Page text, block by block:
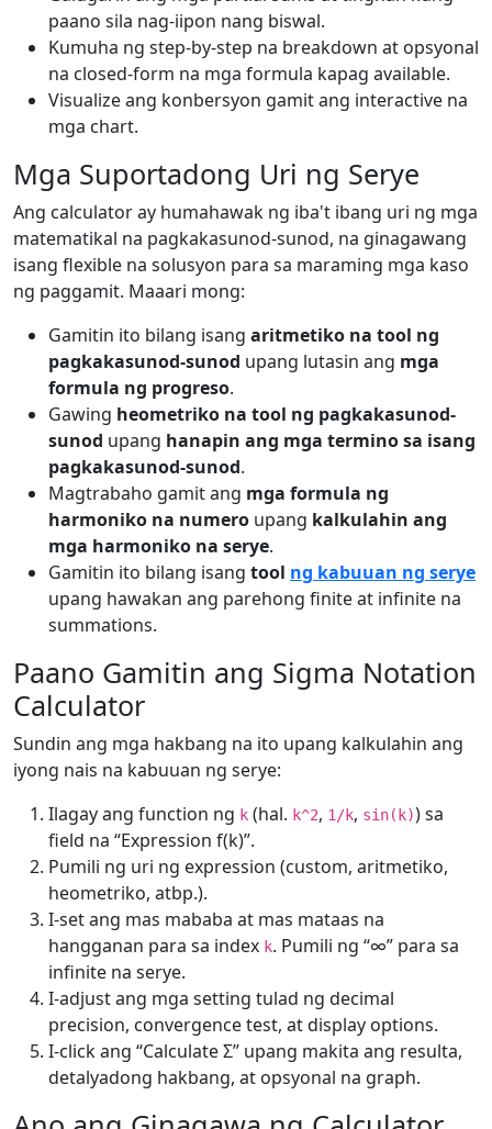
paano sila nag-iipon nang biswal.
Kumuha ng step-by-step na breakdown at opsyonal
na closed-form na mga formula kapag available.
Visualize ang konbersyon gamit ang interactive na
mga chart.
Mga Suportadong Uri ng Serye
Ang calculator ay humahawak ng iba't ibang uri ng mga
matematikal na pagkakasunod-sunod, na ginagawang
isang flexible na solusyon para sa maraming mga kaso
ng paggamit. Maaari mong:
Gamitin ito bilang isang aritmetiko na tool ng
pagkakasunod-sunod upang lutasin ang mga
formula ng progreso.
Gawing heometriko na tool ng pagkakasunod-
sunod upang hanapin ang mga termino sa isang
pagkakasunod-sunod.
Magtrabaho gamit ang mga formula ng
harmoniko na numero upang kalkulahin ang
mga harmoniko na serye.
Gamitin ito bilang isang tool ng kabuuan ng serye
upang hawakan ang parehong finite at infinite na
summations.
Paano Gamitin ang Sigma Notation
Calculator
Sundin ang mga hakbang na ito upang kalkulahin ang
iyong nais na kabuuan ng serye:
Ilagay ang function ng k (hal. k^2, 1/k, sin(k)) sa
field na “Expression f(k)”.
Pumili ng uri ng expression (custom, aritmetiko,
heometriko, atbp.).
I-set ang mas mababa at mas mataas na
hangganan para sa index k. Pumili ng “∞” para sa
infinite na serye.
I-adjust ang mga setting tulad ng decimal
precision, convergence test, at display options.
I-click ang “Calculate Σ” upang makita ang resulta,
detalyadong hakbang, at opsyonal na graph.